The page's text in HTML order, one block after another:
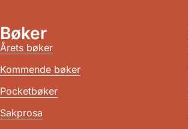
Bøker
Årets bøker
Kommende bøker
Pocketbøker
Sakprosa